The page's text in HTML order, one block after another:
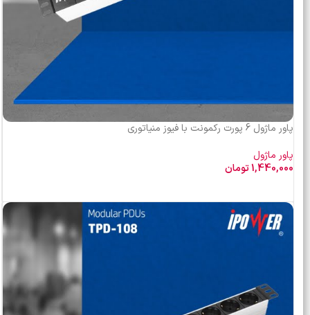
پاور ماژول 6 پورت رکمونت با فیوز منیاتوری
پاور ماژول
1,440,000تومان